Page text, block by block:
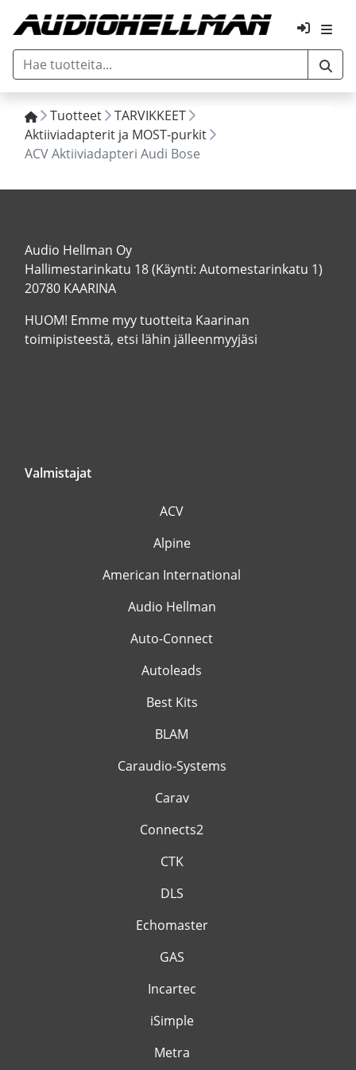
Tuotteet
TARVIKKEET
Aktiiviadapterit ja MOST-purkit
ACV Aktiiviadapteri Audi Bose
Audio Hellman Oy
Hallimestarinkatu 18 (Käynti: Automestarinkatu 1)
20780 KAARINA
HUOM! Emme myy tuotteita Kaarinan
toimipisteestä, etsi lähin jälleenmyyjäsi
Valmistajat
ACV
Alpine
American International
Audio Hellman
Auto-Connect
Autoleads
Best Kits
BLAM
Caraudio-Systems
Carav
Connects2
CTK
DLS
Echomaster
GAS
Incartec
iSimple
Metra